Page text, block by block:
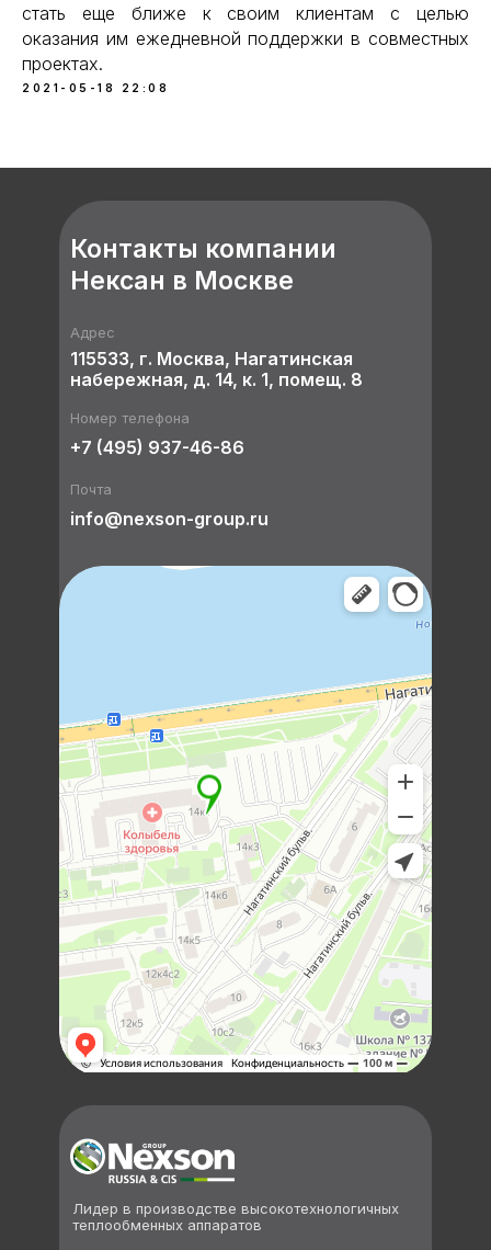
стать еще ближе к своим клиентам с целью
оказания им ежедневной поддержки в совместных
проектах.
2021-05-18 22:08
info@nexson-group.ru
115533, г. Москва, Нагатинская
набережная, д. 14, к. 1, помещ. 8
Почта
Номер телефона
+7 (495) 937-46-86
Адрес
Контакты компании
Нексан в Москве
Лидер в производстве высокотехнологичных
теплообменных аппаратов